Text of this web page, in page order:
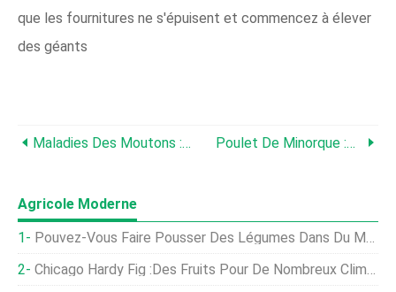
que les fournitures ne s'épuisent et commencez à élever
des géants
Maladies Des Moutons :causes, Symptômes Et Options De Traitement Poulet De Minorque :soins Et Conseils D'experts Pour Les Poulets
Agricole Moderne
Pouvez-Vous Faire Pousser Des Légumes Dans Du Marc De Café :utiliser Du Marc De Café Dans Votre Potager
Chicago Hardy Fig :des Fruits Pour De Nombreux Climats